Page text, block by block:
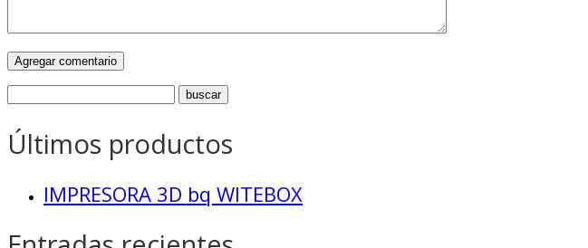
Últimos productos
IMPRESORA 3D bq WITEBOX